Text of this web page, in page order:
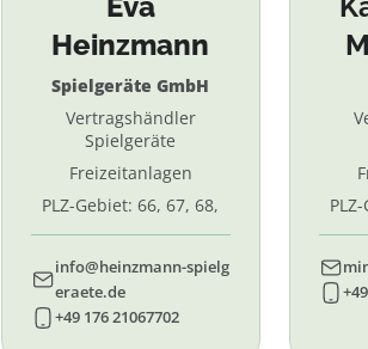
Heinzmann
Spielgeräte GmbH
Vertragshändler
Spielgeräte
Freizeitanlagen
PLZ-Gebiet: 66, 67, 68,
info@heinzmann-spielg
eraete.de
+49 176 21067702